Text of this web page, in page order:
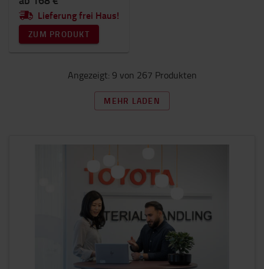
Lieferung frei Haus!
ZUM PRODUKT
Angezeigt: 9 von 267 Produkten
MEHR LADEN